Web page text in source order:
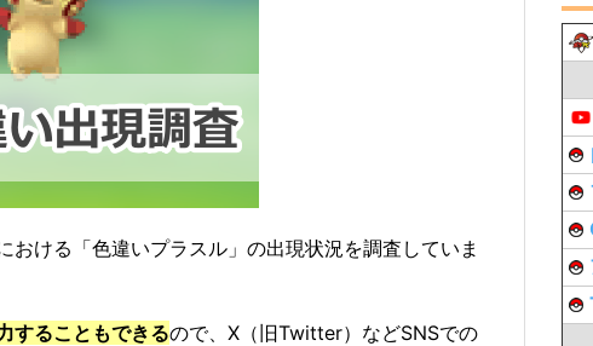
おける「色違いプラスル」の出現状況を調査していま
することもできるので、X（旧Twitter）などSNSでの